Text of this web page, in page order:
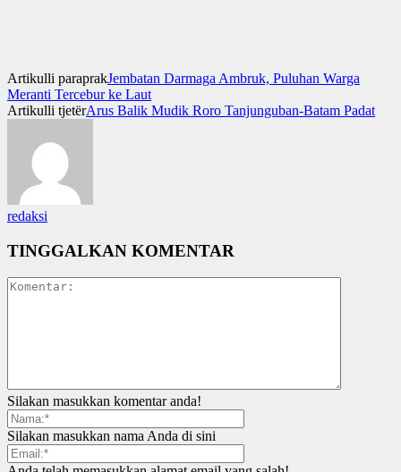
Artikulli paraprakJembatan Darmaga Ambruk, Puluhan Warga
Meranti Tercebur ke Laut
Artikulli tjetërArus Balik Mudik Roro Tanjunguban-Batam Padat
redaksi
TINGGALKAN KOMENTAR
Silakan masukkan komentar anda!
Silakan masukkan nama Anda di sini